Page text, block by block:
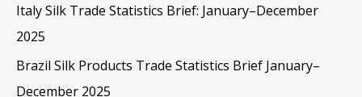
Italy Silk Trade Statistics Brief: January–December
2025
Brazil Silk Products Trade Statistics Brief January–
December 2025